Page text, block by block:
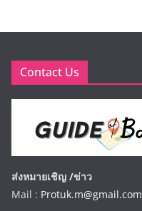
Contact Us
ส่งหมายเชิญ /ข่าว
Mail : Protuk.m@gmail.com